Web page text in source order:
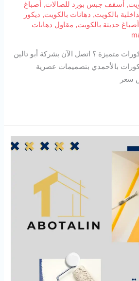
, أسقف جبس بورد للصالات,
أصباغ
بالكويت, دهانات بالكويت, ديكور
حديثة بالكويت, مقاول دهانات
متميزة ؟ اتصل الآن بشركة أبو تالين
بالأحمدي بتصميمات عصرية
سعر